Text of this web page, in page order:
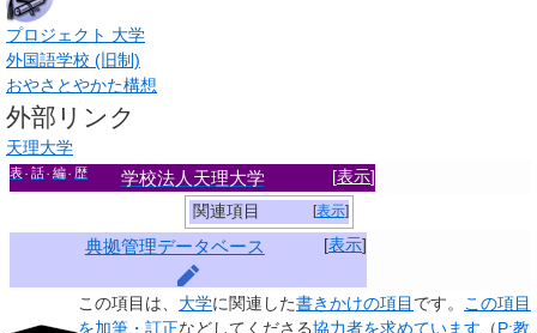
プロジェクト 大学
外国語学校 (旧制)
おやさとやかた構想
外部リンク
天理大学
[表示]
表 話 編 歴 学校法人天理大学
[表示]
関連項目
[表示]
典拠管理データベース
この項目は、 大学に関連した書きかけの項目 です。 この項目
を加筆・訂正などしてくださる協力者を求めています （P:教